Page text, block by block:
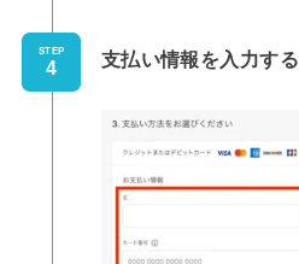
STEP 支払い情報を入力する